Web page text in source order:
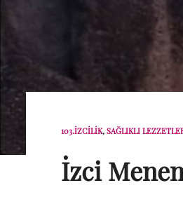
103.İZCILIK, SAĞLIKLI
İzci